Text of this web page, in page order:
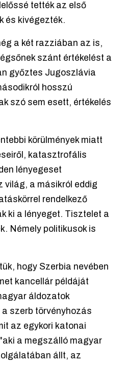
tették az első
és kivégezték.
a két razziában az is,
szánt értékelést a
győztes Jugoszlávia
hosszú
szó sem esett, értékelés
körülmények miatt
katasztrofális
lényegeset
világ, a másikról eddig
rendelkező
ki a lényeget. Tisztelet a
Némely politikusok is
hogy Szerbia nevében
kancellár példáját
áldozatok
szerb törvényhozás
az egykori katonai
a megszálló magyar
állt, az